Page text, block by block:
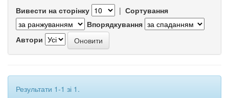
Вивести на сторінку | Сортування
Впорядкування
Автори
Результати 1-1 зі 1.